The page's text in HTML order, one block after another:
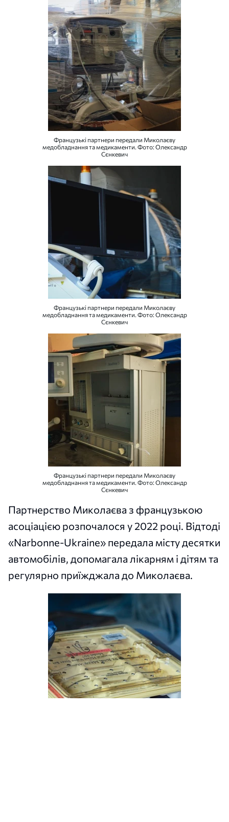
Французькі партнери передали Миколаєву
медобладнання та медикаменти. Фото: Олександр
Сєнкевич
Французькі партнери передали Миколаєву
медобладнання та медикаменти. Фото: Олександр
Сєнкевич
Французькі партнери передали Миколаєву
медобладнання та медикаменти. Фото: Олександр
Сєнкевич
Партнерство Миколаєва з французькою
асоціацією розпочалося у 2022 році. Відтоді
«Narbonne-Ukraine» передала місту десятки
автомобілів, допомагала лікарням і дітям та
регулярно приїжджала до Миколаєва.